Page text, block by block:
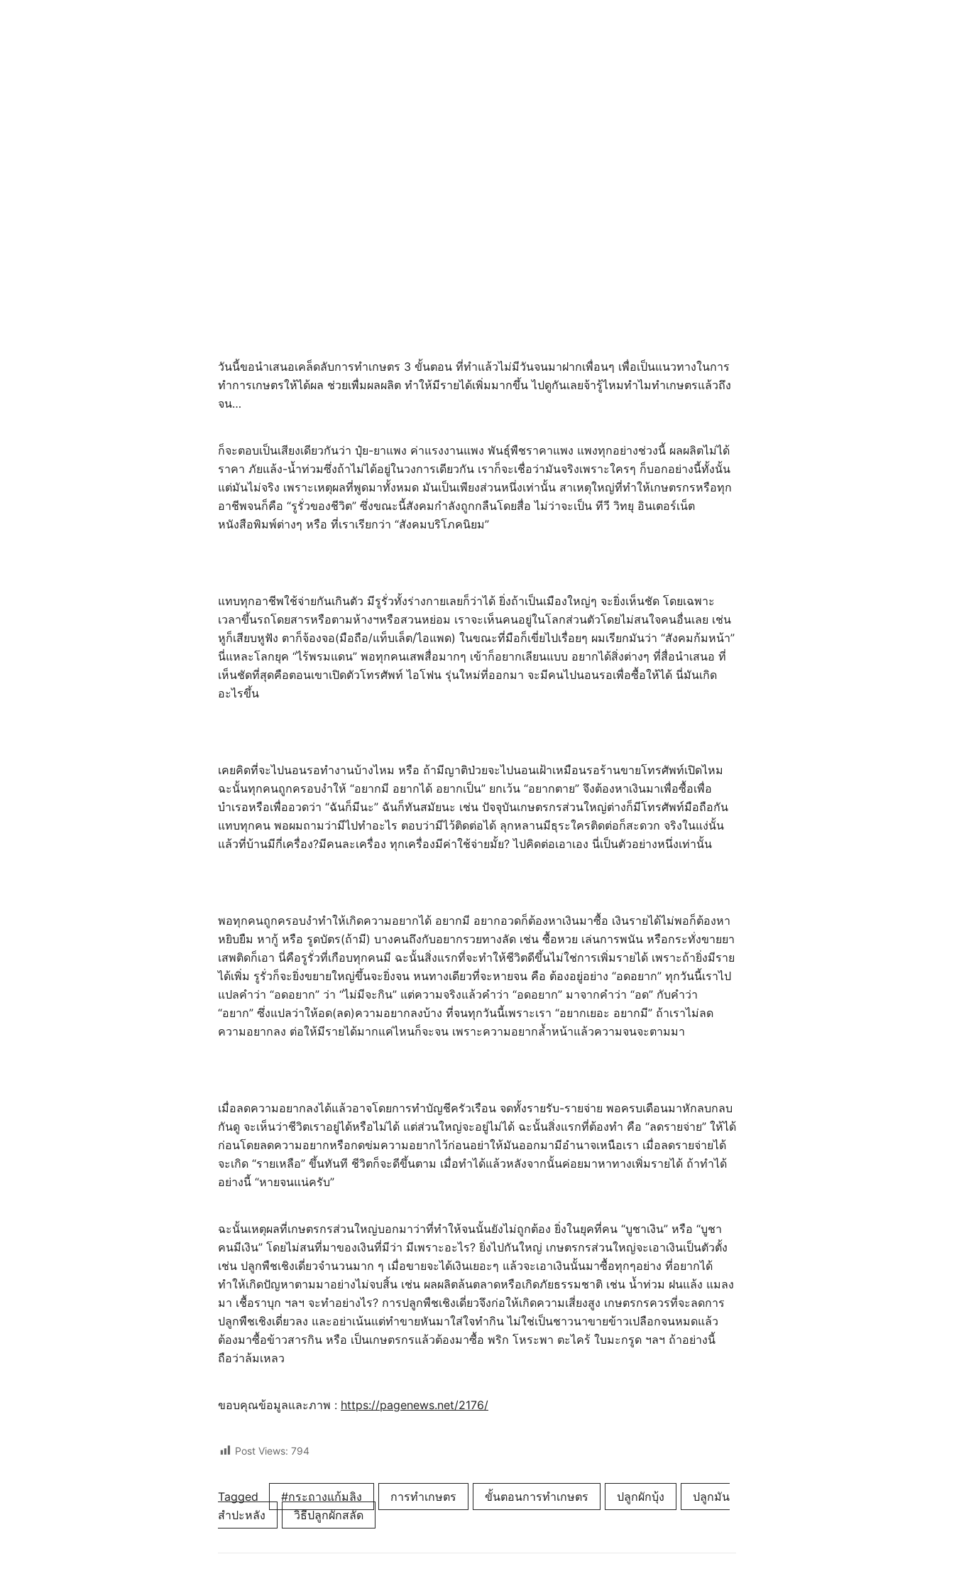
วันนี้ขอนำเสนอเคล็ดลับการทำเกษตร 3 ขั้นตอน ที่ทำแล้วไม่มีวันจนมาฝากเพื่อนๆ เพื่อเป็นแนวทางในการ
ทำการเกษตรให้ได้ผล ช่วยเพื่มผลผลิต ทำให้มีรายได้เพิ่มมากขึ้น ไปดูกันเลยจ้ารู้ไหมทำไมทำเกษตรแล้วถึง
จน…
ก็จะตอบเป็นเสียงเดียวกันว่า ปุ๋ย-ยาแพง ค่าแรงงานแพง พันธุ์พืชราคาแพง แพงทุกอย่างช่วงนี้ ผลผลิตไม่ได้
ราคา ภัยแล้ง-น้ำท่วมซึ่งถ้าไม่ได้อยู่ในวงการเดียวกัน เราก็จะเชื่อว่ามันจริงเพราะใครๆ ก็บอกอย่างนี้ทั้งนั้น
แต่มันไม่จริง เพราะเหตุผลที่พูดมาทั้งหมด มันเป็นเพียงส่วนหนึ่งเท่านั้น สาเหตุใหญ่ที่ทำให้เกษตรกรหรือทุก
อาชีพจนก็คือ “รูรั่วของชีวิต” ซึ่งขณะนี้สังคมกำลังถูกกลืนโดยสื่อ ไม่ว่าจะเป็น ทีวี วิทยุ อินเตอร์เน็ต
หนังสือพิมพ์ต่างๆ หรือ ที่เราเรียกว่า “สังคมบริโภคนิยม”
แทบทุกอาชีพใช้จ่ายกันเกินตัว มีรูรั่วทั้งร่างกายเลยก็ว่าได้ ยิ่งถ้าเป็นเมืองใหญ่ๆ จะยิ่งเห็นชัด โดยเฉพาะ
เวลาขึ้นรถโดยสารหรือตามห้างฯหรือสวนหย่อม เราจะเห็นคนอยู่ในโลกส่วนตัวโดยไม่สนใจคนอื่นเลย เช่น
หูก็เสียบหูฟัง ตาก็จ้องจอ(มือถือ/แท็บเล็ต/ไอแพด) ในขณะที่มือก็เขี่ยไปเรื่อยๆ ผมเรียกมันว่า “สังคมก้มหน้า”
นี่แหละโลกยุค “ไร้พรมแดน” พอทุกคนเสพสื่อมากๆ เข้าก็อยากเลียนแบบ อยากได้สิ่งต่างๆ ที่สื่อนำเสนอ ที่
เห็นชัดที่สุดคือตอนเขาเปิดตัวโทรศัพท์ ไอโฟน รุ่นใหม่ที่ออกมา จะมีคนไปนอนรอเพื่อซื้อให้ได้ นี่มันเกิด
อะไรขึ้น
เคยคิดที่จะไปนอนรอทำงานบ้างไหม หรือ ถ้ามีญาติป่วยจะไปนอนเฝ้าเหมือนรอร้านขายโทรศัพท์เปิดไหม
ฉะนั้นทุกคนถูกครอบงำให้ “อยากมี อยากได้ อยากเป็น” ยกเว้น “อยากตาย” จึงต้องหาเงินมาเพื่อซื้อเพื่อ
บำเรอหรือเพื่ออวดว่า “ฉันก็มีนะ” ฉันก็ทันสมัยนะ เช่น ปัจจุบันเกษตรกรส่วนใหญ่ต่างก็มีโทรศัพท์มือถือกัน
แทบทุกคน พอผมถามว่ามีไปทำอะไร ตอบว่ามีไว้ติดต่อได้ ลุกหลานมีธุระใครติดต่อก็สะดวก จริงในแง่นั้น
แล้วที่บ้านมีกี่เครื่อง?มีคนละเครื่อง ทุกเครื่องมีค่าใช้จ่ายมั้ย? ไปคิดต่อเอาเอง นี่เป็นตัวอย่างหนึ่งเท่านั้น
พอทุกคนถูกครอบงำทำให้เกิดความอยากได้ อยากมี อยากอวดก็ต้องหาเงินมาซื้อ เงินรายได้ไม่พอก็ต้องหา
หยิบยืม หากู้ หรือ รูดบัตร(ถ้ามี) บางคนถึงกับอยากรวยทางลัด เช่น ซื้อหวย เล่นการพนัน หรือกระทั่งขายยา
เสพติดก็เอา นี่คือรูรั่วที่เกือบทุกคนมี ฉะนั้นสิ่งแรกที่จะทำให้ชีวิตดีขึ้นไม่ใช่การเพิ่มรายได้ เพราะถ้ายิ่งมีราย
ได้เพิ่ม รูรั่วก็จะยิ่งขยายใหญ่ขึ้นจะยิ่งจน หนทางเดียวที่จะหายจน คือ ต้องอยู่อย่าง “อดอยาก” ทุกวันนี้เราไป
แปลคำว่า “อดอยาก” ว่า “ไม่มีจะกิน” แต่ความจริงแล้วคำว่า “อดอยาก” มาจากคำว่า “อด” กับคำว่า
“อยาก” ซึ่งแปลว่าให้อด(ลด)ความอยากลงบ้าง ที่จนทุกวันนี้เพราะเรา “อยากเยอะ อยากมี” ถ้าเราไม่ลด
ความอยากลง ต่อให้มีรายได้มากแค่ไหนก็จะจน เพราะความอยากล้ำหน้าแล้วความจนจะตามมา
เมื่อลดความอยากลงได้แล้วอาจโดยการทำบัญชีครัวเรือน จดทั้งรายรับ-รายจ่าย พอครบเดือนมาหักลบกลบ
กันดู จะเห็นว่าชีวิตเราอยู่ได้หรือไม่ได้ แต่ส่วนใหญ่จะอยู่ไม่ได้ ฉะนั้นสิ่งแรกที่ต้องทำ คือ “ลดรายจ่าย” ให้ได้
ก่อนโดยลดความอยากหรือกดข่มความอยากไว้ก่อนอย่าให้มันออกมามีอำนาจเหนือเรา เมื่อลดรายจ่ายได้
จะเกิด “รายเหลือ” ขึ้นทันที ชีวิตก็จะดีขึ้นตาม เมื่อทำได้แล้วหลังจากนั้นค่อยมาหาทางเพิ่มรายได้ ถ้าทำได้
อย่างนี้ “หายจนแน่ครับ”
ฉะนั้นเหตุผลที่เกษตรกรส่วนใหญ่บอกมาว่าที่ทำให้จนนั้นยังไม่ถูกต้อง ยิ่งในยุคที่คน “บูชาเงิน” หรือ “บูชา
คนมีเงิน” โดยไม่สนที่มาของเงินที่มีว่า มีเพราะอะไร? ยิ่งไปกันใหญ่ เกษตรกรส่วนใหญ่จะเอาเงินเป็นตัวตั้ง
เช่น ปลูกพืชเชิงเดี่ยวจำนวนมาก ๆ เมื่อขายจะได้เงินเยอะๆ แล้วจะเอาเงินนั้นมาซื้อทุกๆอย่าง ที่อยากได้
ทำให้เกิดปัญหาตามมาอย่างไม่จบสิ้น เช่น ผลผลิตล้นตลาดหรือเกิดภัยธรรมชาติ เช่น น้ำท่วม ฝนแล้ง แมลง
มา เชื้อราบุก ฯลฯ จะทำอย่างไร? การปลูกพืชเชิงเดี่ยวจึงก่อให้เกิดความเสี่ยงสูง เกษตรกรควรที่จะลดการ
ปลูกพืชเชิงเดี่ยวลง และอย่าเน้นแต่ทำขายหันมาใส่ใจทำกิน ไม่ใช่เป็นชาวนาขายข้าวเปลือกจนหมดแล้ว
ต้องมาซื้อข้าวสารกิน หรือ เป็นเกษตรกรแล้วต้องมาซื้อ พริก โหระพา ตะไคร้ ใบมะกรูด ฯลฯ ถ้าอย่างนี้
ถือว่าล้มเหลว
ขอบคุณข้อมูลและภาพ : https://pagenews.net/2176/
Post Views: 794
Tagged #กระถางแก้มลิง การทำเกษตร ขั้นตอนการทำเกษตร ปลูกผักบุ้ง
ปลูกมัน
สำปะหลัง
วิธีปลูกผักสลัด